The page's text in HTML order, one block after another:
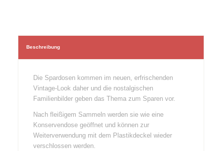
Beschreibung
Die Spardosen kommen im neuen, erfrischenden
Vintage-Look daher und die nostalgischen
Familienbilder geben das Thema zum Sparen vor.
Nach fleißigem Sammeln werden sie wie eine
Konservendose geöffnet und können zur
Weiterverwendung mit dem Plastikdeckel wieder
verschlossen werden.